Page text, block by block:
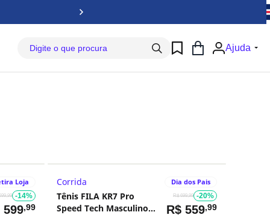
Ajuda
Loja
-14%
599,99
Corrida Dia dos Pais
Tênis FILA KR7 Pro
Speed Tech Masculino
R$ 699,99 -20%
R$559,99